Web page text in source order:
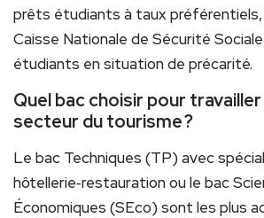
prêts étudiants à taux
Caisse Nationale de Sécurité
étudiants en situation de précarité.
Quel bac choisir pour travailler
secteur du tourisme ?
Le bac Techniques (TP) avec
hôtellerie‑restauration ou le bac
Économiques (SEco) sont les plus